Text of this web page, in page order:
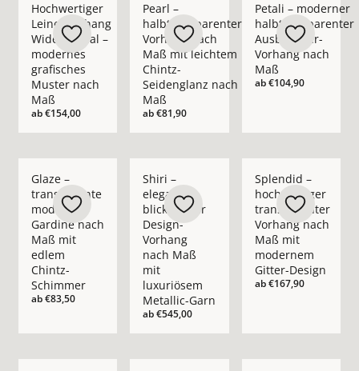
Hochwertiger
Leinenvorhang
Wide Appeal –
modernes
grafisches
Muster nach
Maß
ab€154,00
Pearl –
halbtransparenter
Vorhang nach
Maß mit leichtem
Chintz-
Seidenglanz nach
Maß
ab€81,90
Petali – moderner
halbtransparenter
Ausbrenner-
Vorhang nach
Maß
ab€104,90
Glaze –
transparente
moderne
Gardine nach
Maß mit
edlem
Chintz-
Schimmer
ab€83,50
Shiri –
eleganter
blickdichter
Design-
Vorhang
nach Maß
mit
luxuriösem
Metallic-Garn
ab€545,00
Splendid –
hochwertiger
transparenter
Vorhang nach
Maß mit
modernem
Gitter-Design
ab€167,90